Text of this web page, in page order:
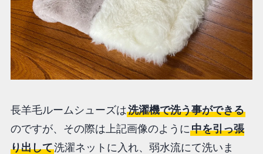
長羊毛ルームシューズは洗濯機で洗う事ができる
のですが、その際は上記画像のように中を引っ張
り出して洗濯ネットに入れ、弱水流にて洗いま